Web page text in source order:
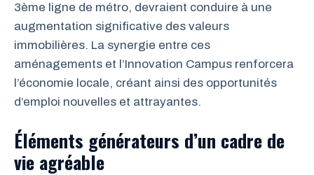
3ème ligne de métro, devraient conduire à une
augmentation significative des valeurs
immobilières. La synergie entre ces
aménagements et l’Innovation Campus renforcera
l’économie locale, créant ainsi des opportunités
d’emploi nouvelles et attrayantes.
Éléments générateurs d’un cadre de
vie agréable